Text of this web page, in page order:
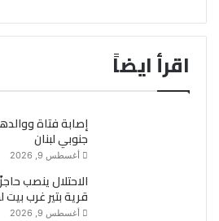
اقرأ ايضاً
إصابة فتاة
جنوبي لبنان
أغسطس 9, 2026
الاحتلال ينصب
قرية بتير غرب بيت
أغسطس 9, 2026